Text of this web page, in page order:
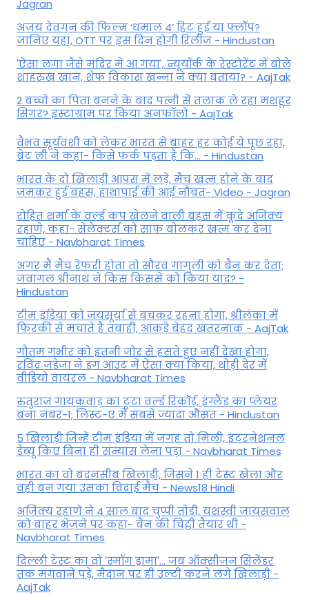
Jagran
अजय देवगन की फिल्म ‘धमाल 4’ हिट हुई या फ्लॉप?
जानिए यहां, OTT पर इस दिन होगी रिलीज - Hindustan
'ऐसा लगा जैसे मंदिर में आ गया', न्यूयॉर्क के रेस्टोरेंट में बोले
शाहरुख खान, शेफ विकास खन्ना ने क्या बताया? - AajTak
2 बच्चों का पिता बनने के बाद पत्नी से तलाक ले रहा मशहूर
सिंगर? इंस्टाग्राम पर किया अनफॉलो - AajTak
वैभव सूर्यवंशी को लेकर भारत से बाहर हर कोई ये पूछ रहा,
ब्रेट ली ने कहा- किसे फर्क पड़ता है कि… - Hindustan
भारत के दो खिलाड़ी आपस में लड़े, मैच खत्म होने के बाद
जमकर हुई बहस, हाथापाई की आई नौबत- Video - Jagran
रोहित शर्मा के वर्ल्ड कप खेलने वाली बहस में कूदे अजिंक्य
रहाणे, कहा- सेलेक्टर्स को साफ बोलकर खत्म कर देना
चाहिए - Navbharat Times
अगर मैं मैच रेफरी होता तो सौरव गांगुली को बैन कर देता;
जवागल श्रीनाथ ने किस किससे को किया याद? -
Hindustan
टीम इंडिया को जयसूर्या से बचकर रहना होगा, श्रीलंका में
फिरकी से मचाते हैं तबाही, आंकड़े बेहद खतरनाक - AajTak
गौतम गंभीर को इतनी जोर से हंसते हुए नहीं देखा होगा,
रविंद्र जडेजा ने डग आउट में ऐसा क्या किया, थोड़ी देर में
वीडियो वायरल - Navbharat Times
रुतुराज गायकवाड़ का टूटा वर्ल्ड रिकॉर्ड, इंग्लैंड का प्लेयर
बना नंबर-1; लिस्ट-ए में सबसे ज्यादा औसत - Hindustan
5 खिलाड़ी जिन्हें टीम इंडिया में जगह तो मिली, इंटरनेशनल
डेब्यू किए बिना ही संन्यास लेना पड़ा - Navbharat Times
भारत का वो बदनसीब खिलाड़ी, जिसने 1 ही टेस्ट खेला और
वही बन गया उसका विदाई मैच - News18 Hindi
अजिंक्य रहाणे ने 4 साल बाद चुप्पी तोड़ी, यशस्वी जायसवाल
को बाहर भेजने पर कहा- बैन की चिट्ठी तैयार थी -
Navbharat Times
दिल्ली टेस्ट का वो 'स्मॉग ड्रामा'... जब ऑक्सीजन सिलेंडर
तक मंगवाने पड़े, मैदान पर ही उल्टी करने लगे खिलाड़ी -
AajTak